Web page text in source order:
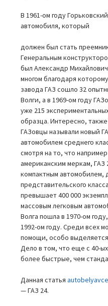
В 1961-ом году
автомобиля, который
должен был стать
Генеральным
был Александр
многом благодаря
завода ГАЗ сошло 32
Волги, а в 1969-ом году
уже 215
образца. Интересно,
ГАЗовцы называли новый
автомобилем среднего
смотря на то, что
американским меркам, ГАЗ
компактным автомобилем,
представительского
превышает 400 000
массовым легковым
Волга пошла в 1970-ом
1992-ом году. Среди всех
помощи, особо выделяется
Дело в том, что еще с 40-
более быстрые, чем
Данная статья
— ГАЗ 24.